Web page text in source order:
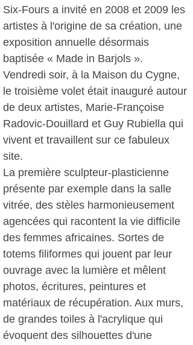
Six-Fours a invité en 2008 et 2009 les
artistes à l'origine de sa création, une
exposition annuelle désormais
baptisée « Made in Barjols ».
Vendredi soir, à la Maison du Cygne,
le troisième volet était inauguré autour
de deux artistes, Marie-Françoise
Radovic-Douillard et Guy Rubiella qui
vivent et travaillent sur ce fabuleux
site.
La première sculpteur-plasticienne
présente par exemple dans la salle
vitrée, des stèles harmonieusement
agencées qui racontent la vie difficile
des femmes africaines. Sortes de
totems filiformes qui jouent par leur
ouvrage avec la lumière et mêlent
photos, écritures, peintures et
matériaux de récupération. Aux murs,
de grandes toiles à l'acrylique qui
évoquent des silhouettes d'une